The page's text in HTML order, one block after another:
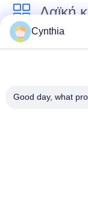
Λαϊκή
Xlpe με μόνωση
μεταλλικά
Cynthia
Good day, what